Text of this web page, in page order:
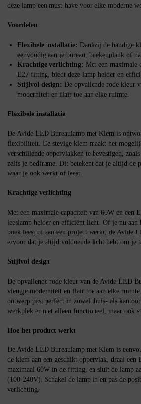
deze lamp een must-have voor elke moderne
Voordelen
Flexibele installatie: Dankzij de handige
eenvoudig aan je bureau, boekenplank of
Krachtige verlichting: Met een maximale
E27 fitting, biedt deze lamp helder en
Stijlvol design: De opvallende rode kleur
moderniteit en flair toe aan elke ruimte.
Flexibele installatie
De Avide LED Bureaulamp met Klem is
flexibiliteit. De stevige klem maakt het
verschillende oppervlakken te bevestigen,
zelfs je bedframe. Dit betekent dat je altijd de
waar je ook werkt of leest.
Krachtige verlichting
Met een maximale capaciteit van 60W en een
leeslamp helder en efficiënt licht. Of je nu aan
boek leest of aan een project werkt, de Avide
ervoor dat je altijd voldoende licht hebt om je
Stijlvol design
De opvallende rode kleur van de Avide LED
vleugje moderniteit en flair toe aan elke
ontwerp past perfect in zowel thuis- als
werkplek er niet alleen functioneel, maar ook
Hoe het product werkt
De Avide LED Bureaulamp met Klem is
de klem aan een geschikt oppervlak, draai een
maximaal 60W in de fitting, en sluit de lamp
(100-240V). Schakel de lamp in en pas de
verlichting.